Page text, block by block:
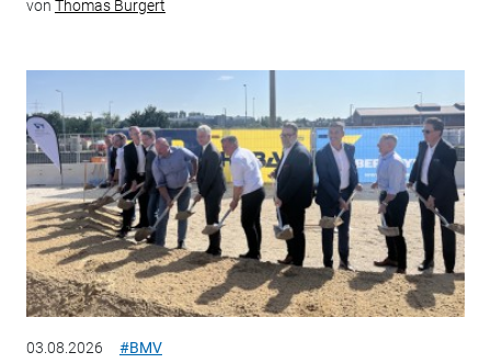
von Thomas Burgert
03.08.2026 #BMV